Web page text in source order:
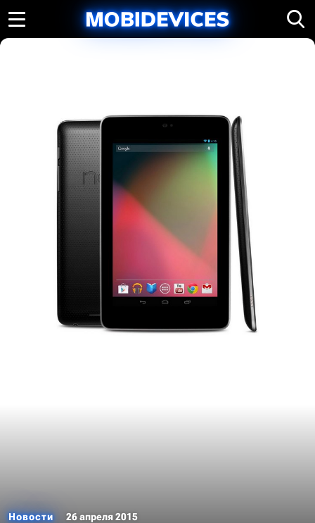
Новости 26 апреля 2015